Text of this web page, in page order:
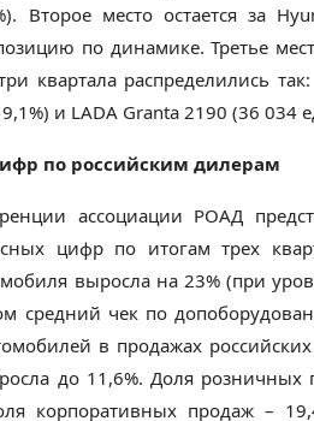
Второе место остается за
по динамике. Третье
квартала распределились
и LADA Granta 2190 (36 034
по российским дилерам
ассоциации РОАД
цифр по итогам трех
выросла на 23% (при
средний чек по
в продажах
до 11,6%. Доля розничных
корпоративных продаж –